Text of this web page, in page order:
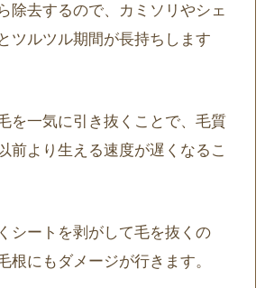
除去するので、カミソリやシェ
ツルツル期間が長持ちします
を一気に引き抜くことで、毛質
前より生える速度が遅くなるこ
シートを剥がして毛を抜くの
根にもダメージが行きます。